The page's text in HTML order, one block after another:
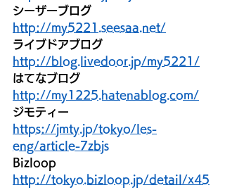
シーザーブログ
http://my5221.seesaa.net/
ライブドアブログ
http://blog.livedoor.jp/my5221/
はてなブログ
http://my1225.hatenablog.com/
ジモティー
https://jmty.jp/tokyo/les-
eng/article-7zbjs
Bizloop
http://tokyo.bizloop.jp/detail/x45